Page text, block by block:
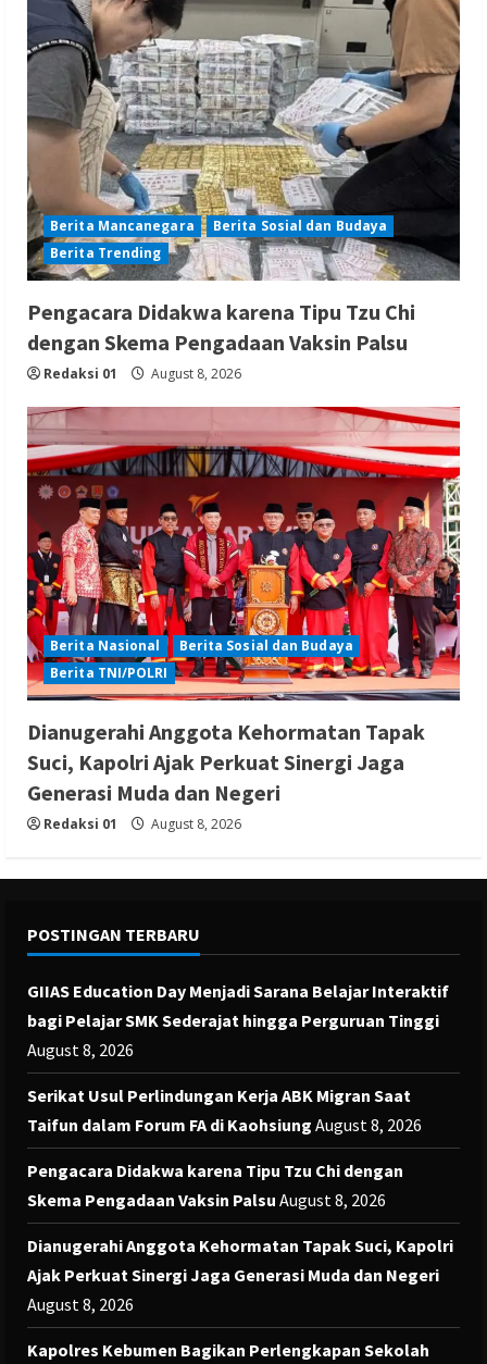
Berita Mancanegara
Berita Sosial dan Budaya
Berita Trending
Pengacara Didakwa karena Tipu Tzu Chi
dengan Skema Pengadaan Vaksin Palsu
Redaksi 01 August 8, 2026
Berita Nasional
Berita Sosial dan Budaya
Berita TNI/POLRI
Dianugerahi Anggota Kehormatan Tapak
Suci, Kapolri Ajak Perkuat Sinergi Jaga
Generasi Muda dan Negeri
Redaksi 01 August 8, 2026
POSTINGAN TERBARU
GIIAS Education Day Menjadi Sarana Belajar Interaktif
bagi Pelajar SMK Sederajat hingga Perguruan Tinggi
August 8, 2026
Serikat Usul Perlindungan Kerja ABK Migran Saat
Taifun dalam Forum FA di Kaohsiung August 8, 2026
Pengacara Didakwa karena Tipu Tzu Chi dengan
Skema Pengadaan Vaksin Palsu August 8, 2026
Dianugerahi Anggota Kehormatan Tapak Suci, Kapolri
Ajak Perkuat Sinergi Jaga Generasi Muda dan Negeri
August 8, 2026
Kapolres Kebumen Bagikan Perlengkapan Sekolah